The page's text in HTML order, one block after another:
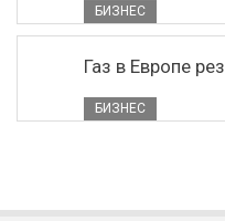
БИЗНЕС
Газ в Европе
БИЗНЕС